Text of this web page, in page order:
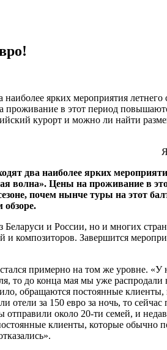
ярких мероприятия летнего
в этот период
курорт и можно ли найти
два наиболее ярких
волна». Цены на проживание в
почем нынче туры на этот
Беларуси и России, но и многих
и композиторов. Завершится
примерно на том же уровне. «У
то до конца мая мы уже распродали
обращаются постоянные клиенты,
за 150 евро за ночь, то сейчас
около 20-ти семей, и
клиенты, которые обычно